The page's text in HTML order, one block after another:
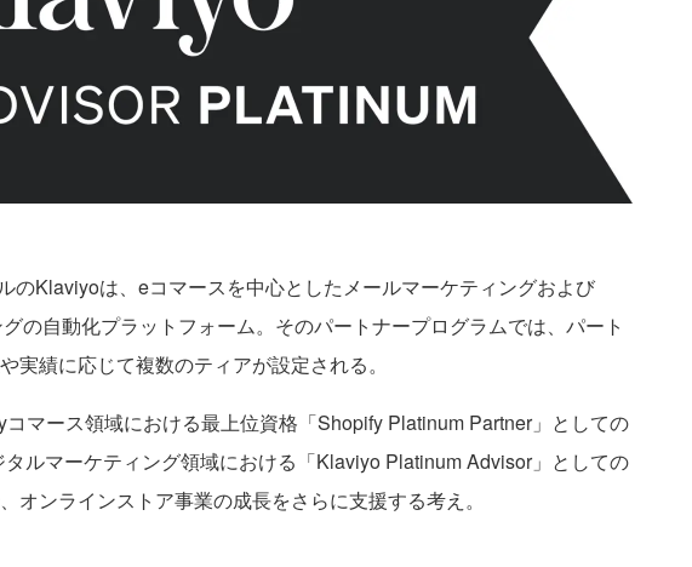
のKlaviyoは、eコマースを中心としたメールマーケティングおよび
の自動化プラットフォーム。そのパートナープログラムでは、パート
実績に応じて複数のティアが設定される。
マース領域における最上位資格「Shopify Platinum Partner」としての
ルマーケティング領域における「Klaviyo Platinum Advisor」としての
オンラインストア事業の成長をさらに支援する考え。